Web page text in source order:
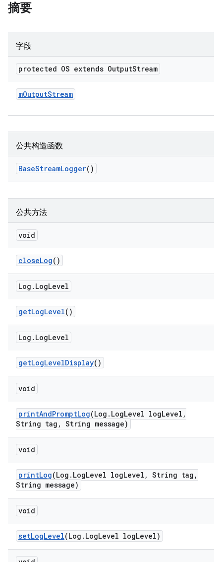
摘要
字段
protected OS extends OutputStream
mOutputStream
公共构造函数
BaseStreamLogger()
公共方法
void
closeLog()
Log . LogLevel
getLogLevel()
Log . LogLevel
getLogLevelDisplay()
void
printAndPromptLog(Log . LogLevel logLevel ,
String tag , String message)
void
printLog(Log . LogLevel logLevel , String tag ,
String message)
void
setLogLevel(Log . LogLevel logLevel)